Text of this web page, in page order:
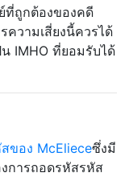
ที่ถูกต้องของคดี
ความเสี่ยงนี้ควรได้
IMHO ที่ยอมรับได้
ของ McElieceซึ่งมี
การถอดรหัสรหัส